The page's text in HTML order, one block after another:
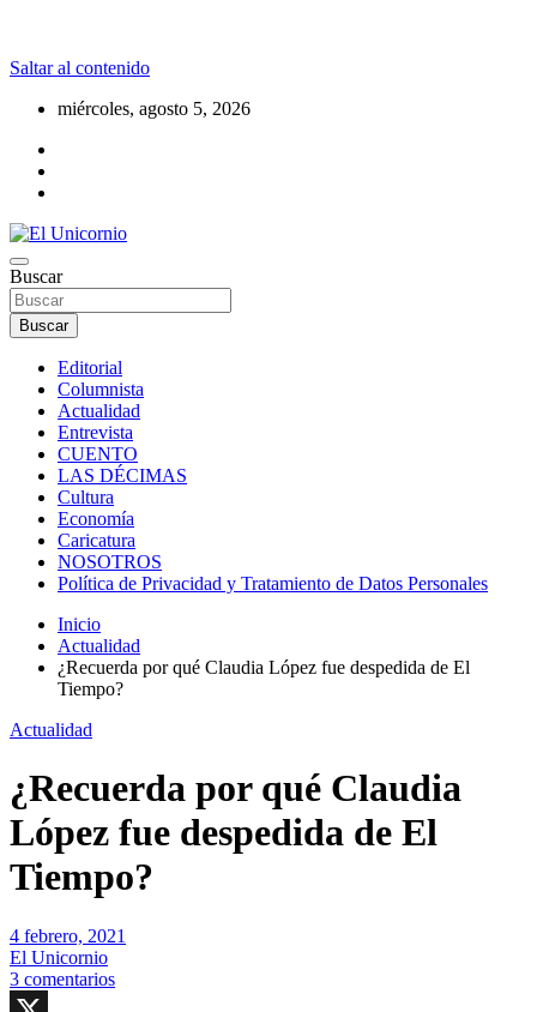
Saltar al contenido
miércoles, agosto 5, 2026
El Unicornio
La realidad supera la fantasía
Buscar
Buscar
Editorial
Columnista
Actualidad
Entrevista
CUENTO
LAS DÉCIMAS
Cultura
Economía
Caricatura
NOSOTROS
Política de Privacidad y Tratamiento de Datos Personales
Inicio
Actualidad
¿Recuerda por qué Claudia López fue despedida de El
Tiempo?
Actualidad
¿Recuerda por qué Claudia
López fue despedida de El
Tiempo?
4 febrero, 2021
El Unicornio
3 comentarios